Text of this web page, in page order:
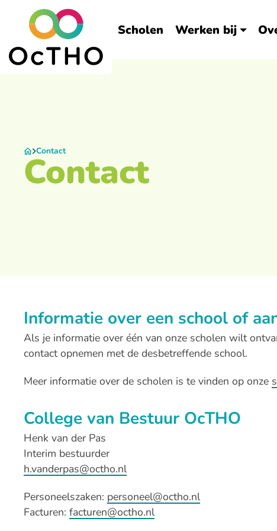
Scholen Werken bij
Contact
Contact
Informatie over een school of
Als je informatie over één van onze scholen wilt
contact opnemen met de desbetreffende school.
Meer informatie over de scholen is te vinden op onze
College van Bestuur OcTHO
Henk van der Pas
​Interim bestuurder
​h.vanderpas@octho.nl
Personeelszaken: personeel@octho.nl
Facturen: facturen@octho.nl